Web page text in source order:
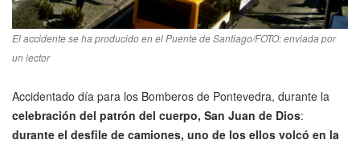
El accidente se ha producido en el Puente de Santiago/FOTO: enviada por
un lector
Accidentado día para los Bomberos de Pontevedra, durante la
celebración del patrón del cuerpo, San Juan de Dios:
durante el desfile de camiones, uno de los ellos volcó en la